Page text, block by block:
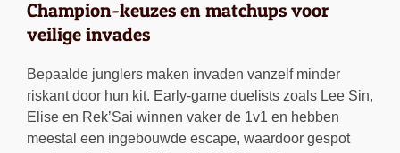
Champion-keuzes en matchups voor
veilige invades
Bepaalde junglers maken invaden vanzelf minder
riskant door hun kit. Early-game duelists zoals Lee Sin,
Elise en Rek’Sai winnen vaker de 1v1 en hebben
meestal een ingebouwde escape, waardoor gespot